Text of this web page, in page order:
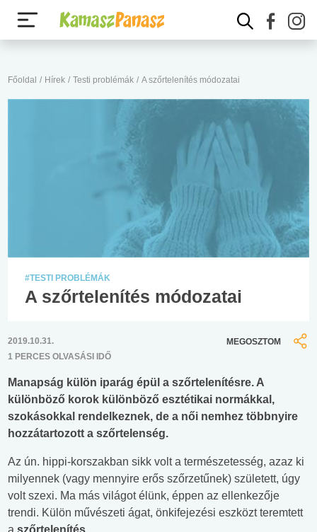
Főoldal / Hírek / Testi problémák / A szőrtelenítés módozatai
#TESTI PROBLÉMÁK
A szőrtelenítés módozatai
2019.10.31.
1 PERCES OLVASÁSI IDŐ
MEGOSZTOM
Manapság külön iparág épül a szőrtelenítésre. A
különböző korok különböző esztétikai normákkal,
szokásokkal rendelkeznek, de a női nemhez többnyire
hozzátartozott a szőrtelenség.
Az ún. hippi-korszakban sikk volt a természetesség, azaz ki
milyennek (vagy mennyire erős szőrzetűnek) született, úgy
volt szexi. Ma más világot élünk, éppen az ellenkezője
trendi. Külön művészeti ágat, önkifejezési eszközt teremtett